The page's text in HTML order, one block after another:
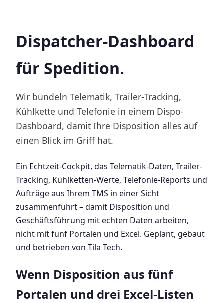
Dispatcher-Dashboard
für Spedition.
Wir bündeln Telematik, Trailer-Tracking,
Kühlkette und Telefonie in einem Dispo-
Dashboard, damit Ihre Disposition alles auf
einen Blick im Griff hat.
Ein Echtzeit-Cockpit, das Telematik-Daten, Trailer-
Tracking, Kühlketten-Werte, Telefonie-Reports und
Aufträge aus Ihrem TMS in einer Sicht
zusammenführt – damit Disposition und
Geschäftsführung mit echten Daten arbeiten,
nicht mit fünf Portalen und Excel. Geplant, gebaut
und betrieben von Tila Tech.
Wenn Disposition aus fünf
Portalen und drei Excel-Listen